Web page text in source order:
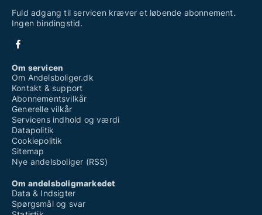
Fuld adgang til servicen kræver et løbende abonnement.
Ingen bindingstid.
Om servicen
Om Andelsboliger.dk
Kontakt & support
Abonnementsvilkår
Generelle vilkår
Servicens indhold og værdi
Datapolitik
Cookiepolitik
Sitemap
Nye andelsboliger (RSS)
Om andelsboligmarkedet
Data & Indsigter
Spørgsmål og svar